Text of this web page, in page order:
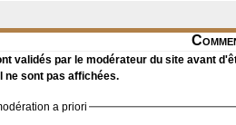
validés par le modérateur du site avant
ne sont pas affichées.
a priori